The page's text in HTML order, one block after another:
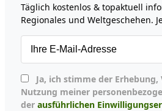
Täglich kostenlos & topaktuell
Regionales und Weltgeschehen.
Nutzung meiner
der ausführlichen